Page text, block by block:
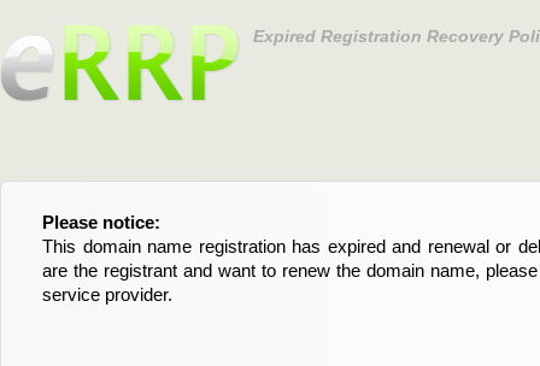
Expired Registration Recovery
Please notice:
This domain name registration has expired and renewal or
are the registrant and want to renew the domain name,
service provider.
Bitte beachten Sie:
Diese Domainregistrierung ist abgelaufen und die
Domain stehen an. Wenn Sie der Registrant sind und
verlängern möchten, kontaktieren Sie bitte Ihren Service-